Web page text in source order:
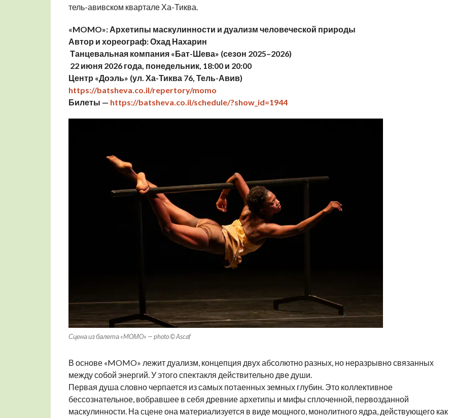
тель-авивском квартале Ха-Тиква.
«MOMO»: Архетипы маскулинности и дуализм человеческой природы
Автор и хореограф: Охад Нахарин
Танцевальная компания «Бат-Шева» (сезон 2025–2026)
22 июня 2026 года, понедельник, 18:00 и 20:00
Центр «Доэль» (ул. Ха-Тиква 76, Тель-Авив)
https://batsheva.co.il/repertory/momo
Билеты — https://batsheva.co.il/schedule/?show_id=1944
Сцена из балета «MOМO» — photo © Ascaf
В основе «MOMO» лежит дуализм, концепция двух абсолютно разных, но неразрывно связанных
между собой энергий. У этого спектакля действительно две души.
Первая душа словно черпается из самых потаенных земных глубин. Это коллективное
бессознательное, вобравшее в себя древние архетипы и мифы сплоченной, первозданной
маскулинности. На сцене она материализуется в виде мощного, монолитного ядра, действующего как